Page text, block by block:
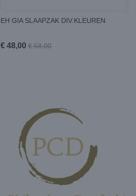
EH GIA SLAAPZAK DIV.KLEUREN
€ 48,00 € 58,00